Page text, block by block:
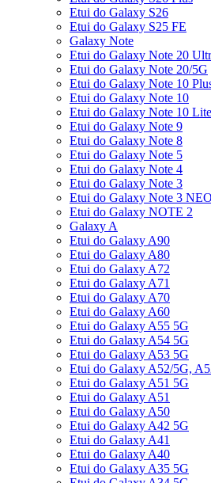
Etui do Galaxy S26
Etui do Galaxy S25 FE
Galaxy Note
Etui do Galaxy Note 20
Etui do Galaxy Note 20/5G
Etui do Galaxy Note 10
Etui do Galaxy Note 10
Etui do Galaxy Note 10 Lite
Etui do Galaxy Note 9
Etui do Galaxy Note 8
Etui do Galaxy Note 5
Etui do Galaxy Note 4
Etui do Galaxy Note 3
Etui do Galaxy Note 3 NEO
Etui do Galaxy NOTE 2
Galaxy A
Etui do Galaxy A90
Etui do Galaxy A80
Etui do Galaxy A72
Etui do Galaxy A71
Etui do Galaxy A70
Etui do Galaxy A60
Etui do Galaxy A55 5G
Etui do Galaxy A54 5G
Etui do Galaxy A53 5G
Etui do Galaxy A52/5G,
Etui do Galaxy A51 5G
Etui do Galaxy A51
Etui do Galaxy A50
Etui do Galaxy A42 5G
Etui do Galaxy A41
Etui do Galaxy A40
Etui do Galaxy A35 5G